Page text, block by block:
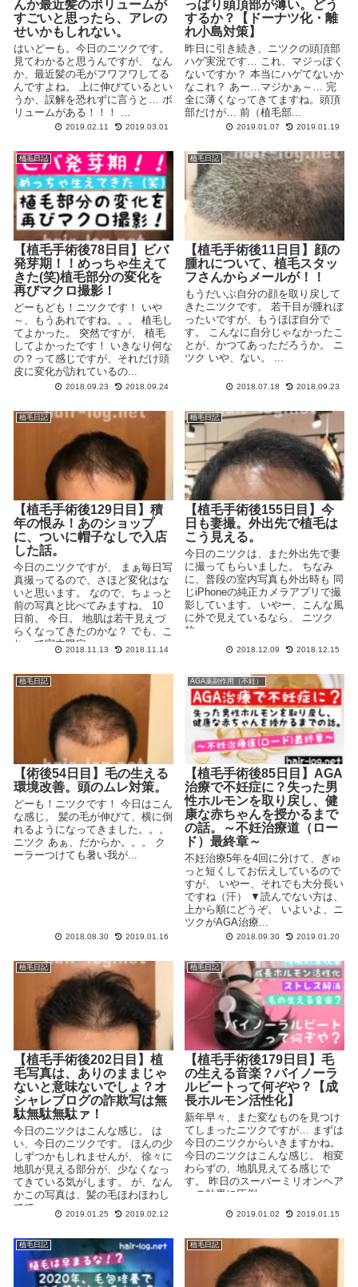
んか最近髪のボリュームが
すごいと思ったら、アレの
せいかもしれない。
はいどーも。今日のニツクです。
見てわかると思うんですが、 なん
か、最近髪の毛がフワフワしてる
んですよね。 上に伸びているとい
うか、誤解を恐れずに言うと… ボ
リュームがある！！！ ...
2019.02.11 2019.03.01
っぱり頭頂部が薄い。どう
するか？【ドーナツ化・離
れ小島対策】
昨日に引き続き、ニツクの頭頂部
ハゲ実況です… これ、マジっぽく
ないですか？ 本当にハゲてないか
なこれ？ あー…マジかぁ～… 完
全に薄くなってきてますね。頭頂
部だけが… 前（植毛部...
2019.01.07 2019.01.19
植毛日記
【植毛手術後78日目】ビバ
発芽期！！めっちゃ生えて
きた(笑)植毛部分の変化を
再びマクロ撮影！
どーもども！ニツクです！ いや
～、もうあれですね。。。 植毛し
てよかった。 突然ですが、 植毛
してよかったです！ いきなり何な
の？って感じですが、それだけ頭
皮に変化が訪れているの...
2018.09.23 2018.09.24
植毛日記
【植毛手術後11日目】顔の
腫れについて、植毛スタッ
フさんからメールが！！
もうだいぶ自分の顔を取り戻して
きたニツクです。 若干目が腫れぼ
ったいですが、もうほぼ自分で
す。 こんなに自分じゃなかったこ
とが、かつてあっただろうか。 ニ
ツク いや、ない。 ...
2018.07.18 2018.09.23
植毛日記
【植毛手術後129日目】積
年の恨み！あのショップ
に、ついに帽子なしで入店
した話。
今日のニツクですが、 まぁ毎日写
真撮ってるので、さほど変化はな
いと思います。 なので、ちょっと
前の写真と比べてみますね。 10
日前。 今日。 地肌は若干見えづ
らくなってきたのかな？ でも、こ
れって室内限定...
2018.11.13 2018.11.14
植毛日記
【植毛手術後155日目】今
日も妻撮。外出先で植毛は
こう見える。
今日のニツクは、また外出先で妻
に撮ってもらいました。 ちなみ
に、普段の室内写真も外出時も 同
じiPhoneの純正カメラアプリで撮
影しています。 いやー、こんな風
に外で見えているなら、 ニツク
的...
2018.12.09 2018.12.15
植毛日記
【術後54日目】毛の生える
環境改善。頭のムレ対策。
どーも！ニツクです！ 今日はこん
な感じ。 髪の毛が伸びて、横に倒
れるようになってきました。。。
ニツク あぁ、だからか。。。 ク
ーラーつけても暑い我が...
2018.08.30 2019.01.16
AGA薬副作用（不妊）
【植毛手術後85日目】AGA
治療で不妊症に？失った男
性ホルモンを取り戻し、健
康な赤ちゃんを授かるまで
の話。～不妊治療道（ロー
ド）最終章～
不妊治療5年を4回に分けて、ぎゅ
っと短くしてお伝えしているので
すが、 いやー、それでも大分長い
ですね（汗） ▼読んでない方は、
上から順にどうぞ。 いよいよ、ニ
ツクがAGA治療...
2018.09.30 2019.01.20
植毛日記
【植毛手術後202日目】植
毛写真は、ありのままじゃ
ないと意味ないでしょ？オ
シャレブログの詐欺写は無
駄無駄無駄ァ！
今日のニツクはこんな感じ。 は
い、今日のニツクです。 ほんの少
しずつかもしれませんが、 徐々に
地肌が見える部分が、少なくなっ
てきている気がします。 が、なん
かこの写真は、髪の毛ほわほわし
てて、 ...
2019.01.25 2019.02.12
植毛日記
【植毛手術後179日目】毛
の生える音楽？バイノーラ
ルビートって何ぞや？【成
長ホルモン活性化】
新年早々、また変なものを見つけ
てしまったニツクですが… まずは
今日のニツクからいきますかね。
今日のニツクはこんな感じ。 相変
わらずの、地肌見えてる感じで
す。 昨日のスーパーミリオンヘア
ーの効果に圧倒...
2019.01.02 2019.01.15
植毛日記 植毛日記